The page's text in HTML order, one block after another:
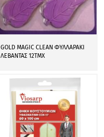
GOLD MAGIC CLEAN ΦΥΛΛΑΡΑΚΙ
ΛΕΒΑΝΤΑΣ 12ΤΜΧ